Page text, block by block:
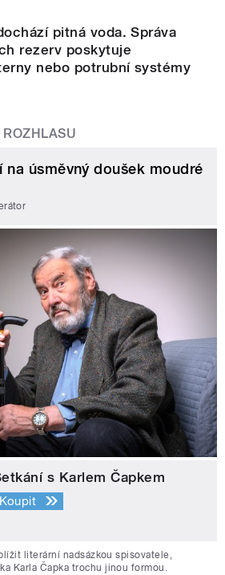
pitná voda. Správa
rezerv poskytuje
nebo potrubní systémy
ROZHLASU
na úsměvný doušek moudré
s Karlem Čapkem
Koupit
literární nadsázkou spisovatele,
Karla Čapka trochu jinou formou.